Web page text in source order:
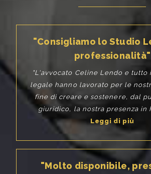
"Consigliamo lo Studio
professionalità"
"L'avvocato Celine Lendo e tutto
legale hanno lavorato per le
fine di creare e sostenere, dal
giuridico, la nostra presenza in
Leggi di più
"Molto disponibile,